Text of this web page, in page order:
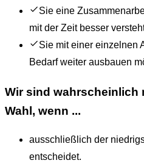
Sie eine
mit der Zeit besser
Sie mit einer einzelnen
Bedarf weiter ausbauen
Wir sind wahrscheinlich
Wahl, wenn ...
ausschließlich der
entscheidet.